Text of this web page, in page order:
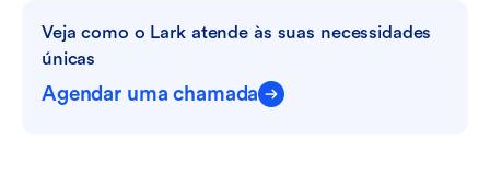
Veja como o Lark atende às suas necessidades
únicas
Agendar uma chamada